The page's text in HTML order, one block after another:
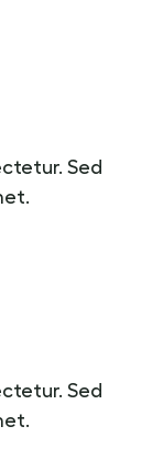
Sed
Sed